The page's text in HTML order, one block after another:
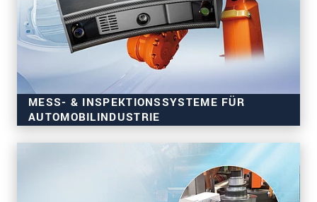
MESS- & INSPEKTIONSSYSTEME FÜR
AUTOMOBILINDUSTRIE